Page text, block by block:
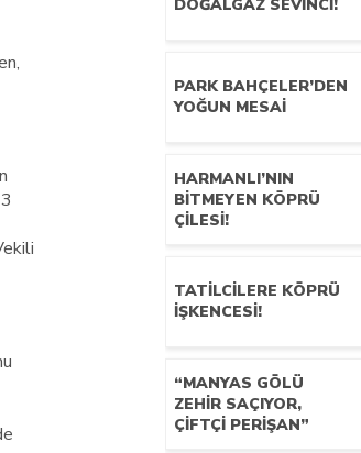
DOĞALGAZ SEVİNCİ!
PARK BAHÇELER’DEN
YOĞUN MESAİ
HARMANLI’NIN
BİTMEYEN KÖPRÜ
ÇİLESİ!
TATİLCİLERE KÖPRÜ
İŞKENCESİ!
“MANYAS GÖLÜ
ZEHİR SAÇIYOR,
ÇİFTÇİ PERİŞAN”